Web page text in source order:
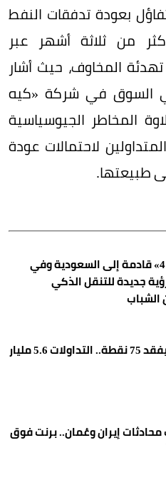
بعودة تدفقات النفط
من ثلاثة أشهر عبر
المخاوف، حيث أشار
السوق في شركة «كيه
المخاطر الجيوسياسية
لاحتمالات عودة
طبيعتها.
«أومودا 4» قادمة إلى السعودية وفي
جديدة للتنقل الذكي
الشباب
المؤشر يفقد 75 نقطة.. التداولات 5.6 مليار
إيران وعُمان.. برنت فوق